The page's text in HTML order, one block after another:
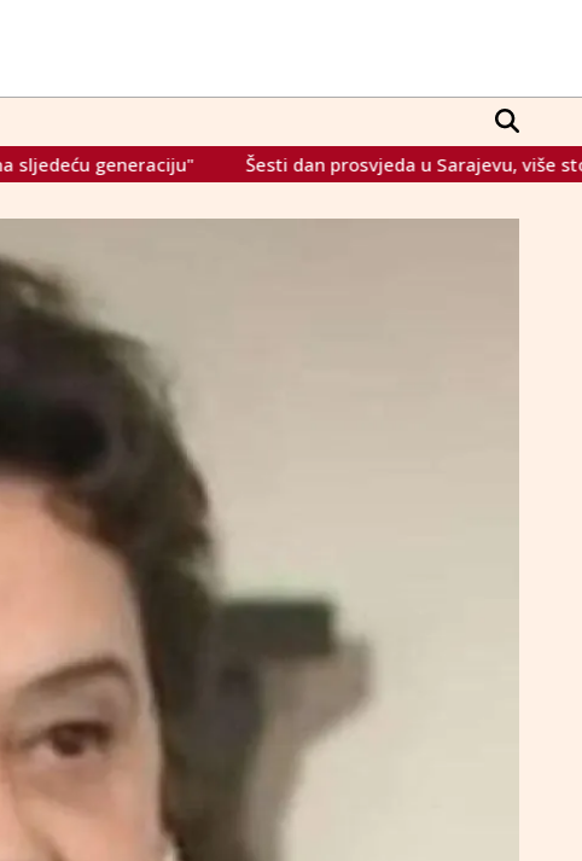
Šesti dan prosvjeda u Sarajevu, više stotina mladih na